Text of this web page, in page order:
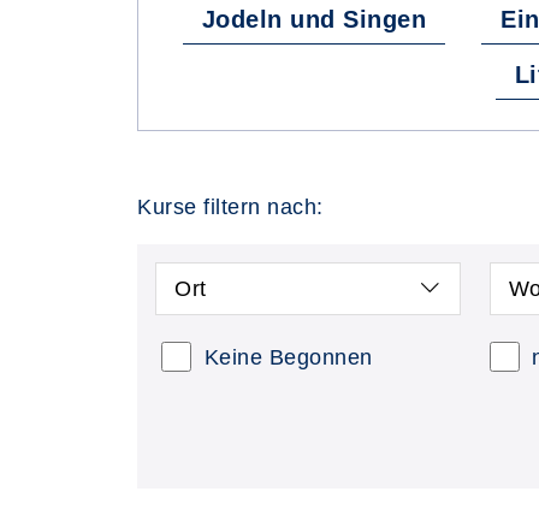
Jodeln und Singen
Kurse filtern nach:
Ort
Keine Begonnen